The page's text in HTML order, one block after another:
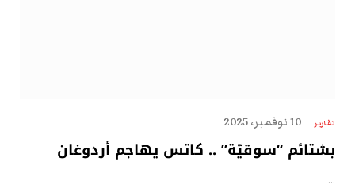
تقارير 10 نوفمبر، 2025
بشتائم “سوقيّة” .. كاتس يهاجم أردوغان
…